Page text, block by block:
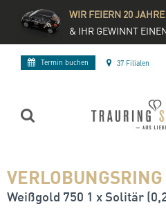
WIR FEIERN 20 JAHRE
& IHR GEWINNT
Termin buchen 37 Filialen
Weißgold 750 1 x Solitär